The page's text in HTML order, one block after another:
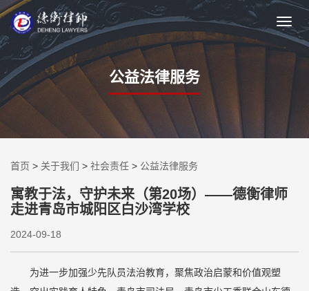
公益法律服务
首页 > 关于我们 > 社会责任 > 公益法律服务
寓教于法，守护未来（第20场）——德衡律师
走进青岛市城阳区白沙湾学校
2024-09-18
为进一步加强少先队员法治教育，聚焦政治启蒙和价值观塑